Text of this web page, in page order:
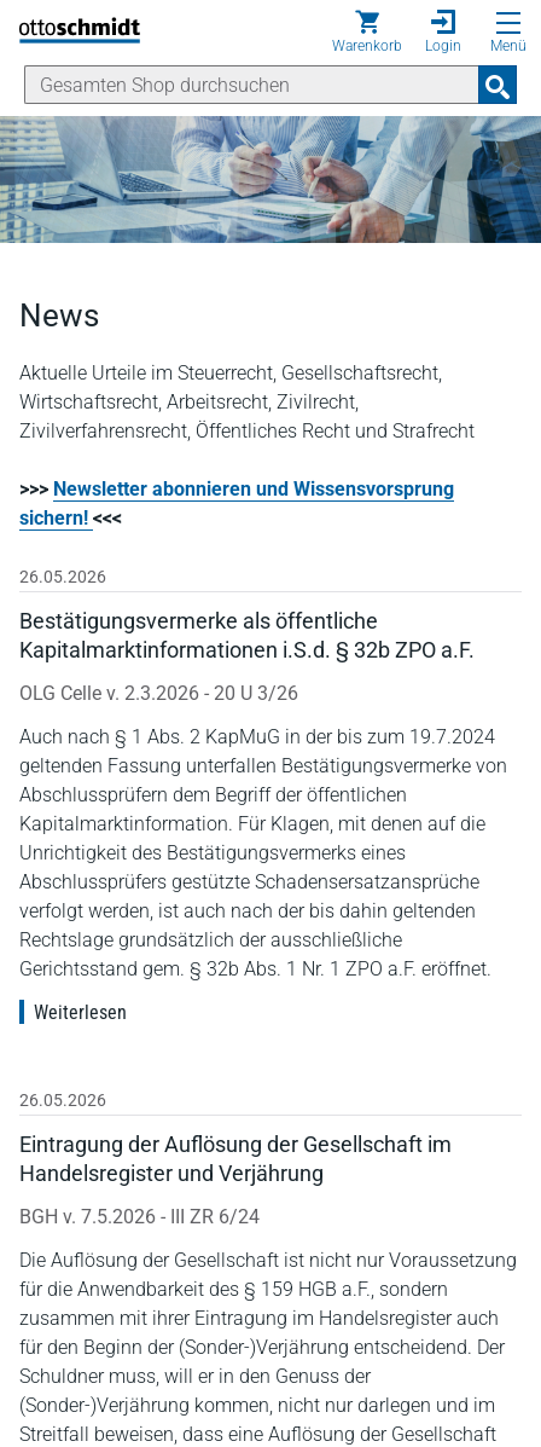
Direkt zum Inhalt
Warenkorb Login Menü
News
Aktuelle Urteile im Steuerrecht, Gesellschaftsrecht,
Wirtschaftsrecht, Arbeitsrecht, Zivilrecht,
Zivilverfahrensrecht, Öffentliches Recht und Strafrecht
>>> Newsletter abonnieren und Wissensvorsprung
sichern! <<<
26.05.2026
Bestätigungsvermerke als öffentliche
Kapitalmarktinformationen i.S.d. § 32b ZPO a.F.
OLG Celle v. 2.3.2026 - 20 U 3/26
Auch nach § 1 Abs. 2 KapMuG in der bis zum 19.7.2024
geltenden Fassung unterfallen Bestätigungsvermerke von
Abschlussprüfern dem Begriff der öffentlichen
Kapitalmarktinformation. Für Klagen, mit denen auf die
Unrichtigkeit des Bestätigungsvermerks eines
Abschlussprüfers gestützte Schadensersatzansprüche
verfolgt werden, ist auch nach der bis dahin geltenden
Rechtslage grundsätzlich der ausschließliche
Gerichtsstand gem. § 32b Abs. 1 Nr. 1 ZPO a.F. eröffnet.
Weiterlesen
26.05.2026
Eintragung der Auflösung der Gesellschaft im
Handelsregister und Verjährung
BGH v. 7.5.2026 - III ZR 6/24
Die Auflösung der Gesellschaft ist nicht nur Voraussetzung
für die Anwendbarkeit des § 159 HGB a.F., sondern
zusammen mit ihrer Eintragung im Handelsregister auch
für den Beginn der (Sonder-)Verjährung entscheidend. Der
Schuldner muss, will er in den Genuss der
(Sonder-)Verjährung kommen, nicht nur darlegen und im
Streitfall beweisen, dass eine Auflösung der Gesellschaft